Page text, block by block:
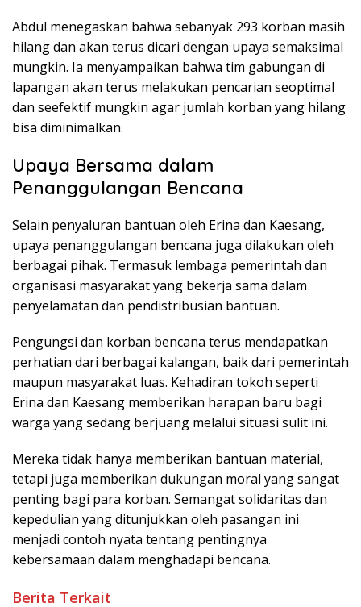
Abdul menegaskan bahwa sebanyak 293 korban masih
hilang dan akan terus dicari dengan upaya semaksimal
mungkin. Ia menyampaikan bahwa tim gabungan di
lapangan akan terus melakukan pencarian seoptimal
dan seefektif mungkin agar jumlah korban yang hilang
bisa diminimalkan.
Upaya Bersama dalam
Penanggulangan Bencana
Selain penyaluran bantuan oleh Erina dan Kaesang,
upaya penanggulangan bencana juga dilakukan oleh
berbagai pihak. Termasuk lembaga pemerintah dan
organisasi masyarakat yang bekerja sama dalam
penyelamatan dan pendistribusian bantuan.
Pengungsi dan korban bencana terus mendapatkan
perhatian dari berbagai kalangan, baik dari pemerintah
maupun masyarakat luas. Kehadiran tokoh seperti
Erina dan Kaesang memberikan harapan baru bagi
warga yang sedang berjuang melalui situasi sulit ini.
Mereka tidak hanya memberikan bantuan material,
tetapi juga memberikan dukungan moral yang sangat
penting bagi para korban. Semangat solidaritas dan
kepedulian yang ditunjukkan oleh pasangan ini
menjadi contoh nyata tentang pentingnya
kebersamaan dalam menghadapi bencana.
Berita Terkait